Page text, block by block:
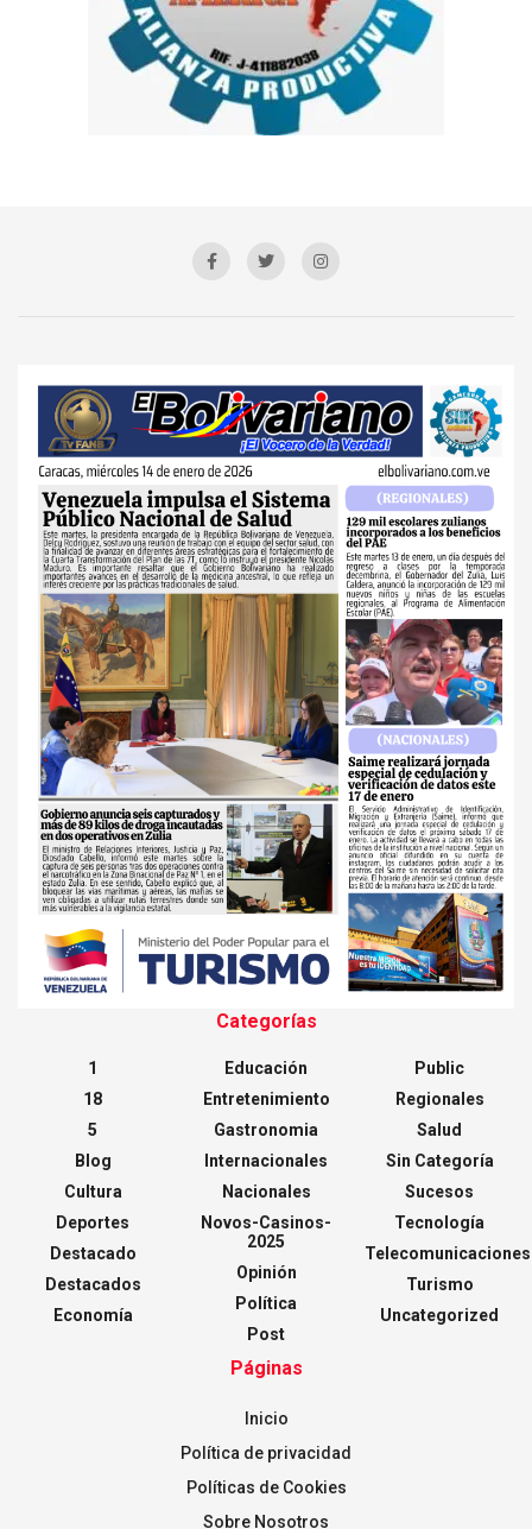
Categorías
1
18
5
Blog
Cultura
Deportes
Destacado
Destacados
Economía
Educación
Entretenimiento
Gastronomia
Internacionales
Nacionales
Novos-Casinos-
2025
Opinión
Política
Post
Public
Regionales
Salud
Sin Categoría
Sucesos
Tecnología
Telecomunicaciones
Turismo
Uncategorized
Páginas
Inicio
Política de privacidad
Políticas de Cookies
Sobre Nosotros